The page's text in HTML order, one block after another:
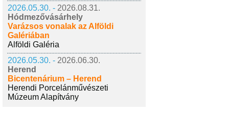
2026.05.30. - 2026.08.31.
Hódmezővásárhely
Varázsos vonalak az Alföldi
Galériában
Alföldi Galéria
2026.05.30. - 2026.06.30.
Herend
Bicentenárium – Herend
Herendi Porcelánművészeti
Múzeum Alapítvány